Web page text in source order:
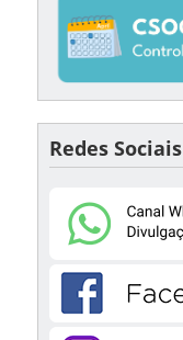
Redes Sociais